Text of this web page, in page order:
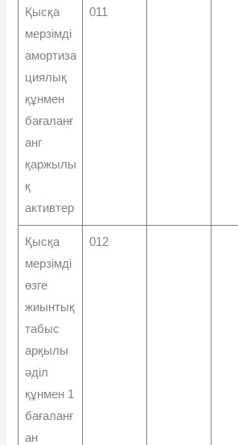
Қысқа
мерзімді
амортиза
циялық
құнмен
бағаланғ
анг
қаржылы
қ
активтер
011
Қысқа
мерзімді
өзге
жиынтық
табыс
арқылы
әділ
құнмен 1
бағаланғ
ан
012